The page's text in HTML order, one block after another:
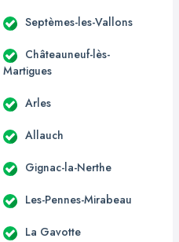
Septèmes-les-Vallons
Châteauneuf-lès-
Martigues
Arles
Allauch
Gignac-la-Nerthe
Les-Pennes-Mirabeau
La Gavotte